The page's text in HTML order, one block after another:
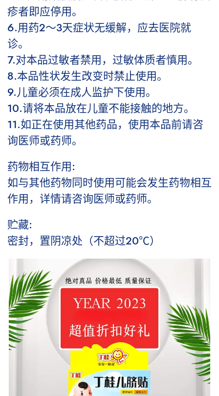
疹者即应停用。
6.用药2～3天症状无缓解，应去医院就
诊。
7.对本品过敏者禁用，过敏体质者慎用。
8.本品性状发生改变时禁止使用。
9.儿童必须在成人监护下使用。
10.请将本品放在儿童不能接触的地方。
11.如正在使用其他药品，使用本品前请咨
询医师或药师。
药物相互作用:
如与其他药物同时使用可能会发生药物相互
作用，详情请咨询医师或药师。
贮藏:
密封，置阴凉处（不超过20℃）